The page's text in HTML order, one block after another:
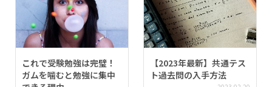
これで受験勉強は完璧！
ガムを噛むと勉強に集中
【2023年最新】共通テス
ト過去問の入手方法